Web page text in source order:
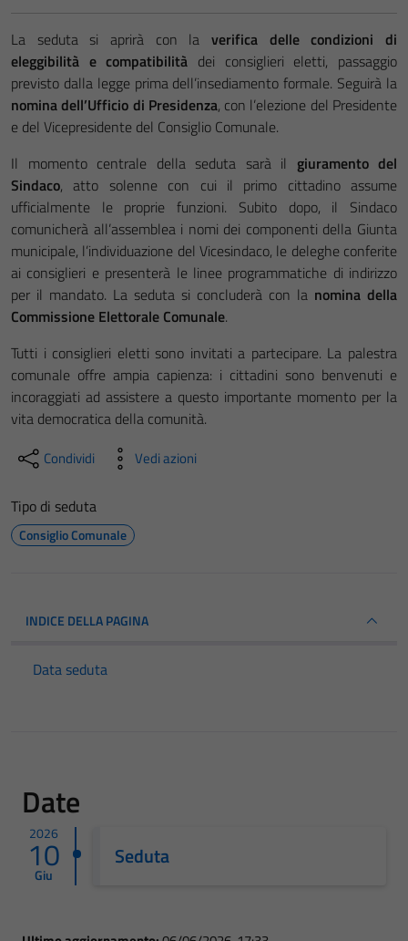
La seduta si aprirà con la verifica delle condizioni di
eleggibilità e compatibilità dei consiglieri eletti, passaggio
previsto dalla legge prima dell’insediamento formale. Seguirà la
nomina dell’Ufficio di Presidenza, con l’elezione del Presidente
e del Vicepresidente del Consiglio Comunale.
Il momento centrale della seduta sarà il giuramento del
Sindaco, atto solenne con cui il primo cittadino assume
ufficialmente le proprie funzioni. Subito dopo, il Sindaco
comunicherà all’assemblea i nomi dei componenti della Giunta
municipale, l’individuazione del Vicesindaco, le deleghe conferite
ai consiglieri e presenterà le linee programmatiche di indirizzo
per il mandato. La seduta si concluderà con la nomina della
Commissione Elettorale Comunale.
Tutti i consiglieri eletti sono invitati a partecipare. La palestra
comunale offre ampia capienza: i cittadini sono benvenuti e
incoraggiati ad assistere a questo importante momento per la
vita democratica della comunità.
Condividi Vedi azioni
Tipo di seduta
Consiglio Comunale
INDICE DELLA PAGINA
Data seduta
Date
2026
10
Giu
Seduta